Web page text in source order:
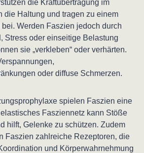
die Kraftübertragung im
die Haltung und tragen zu einem
Werden Faszien jedoch durch
Stress oder einseitige Belastung
sie „verkleben“ oder verhärten.
oder diffuse Schmerzen.
spielen Faszien eine
Fasziennetz kann Stöße
hilft, Gelenke zu schützen. Zudem
Faszien zahlreiche Rezeptoren, die
und Körperwahrnehmung